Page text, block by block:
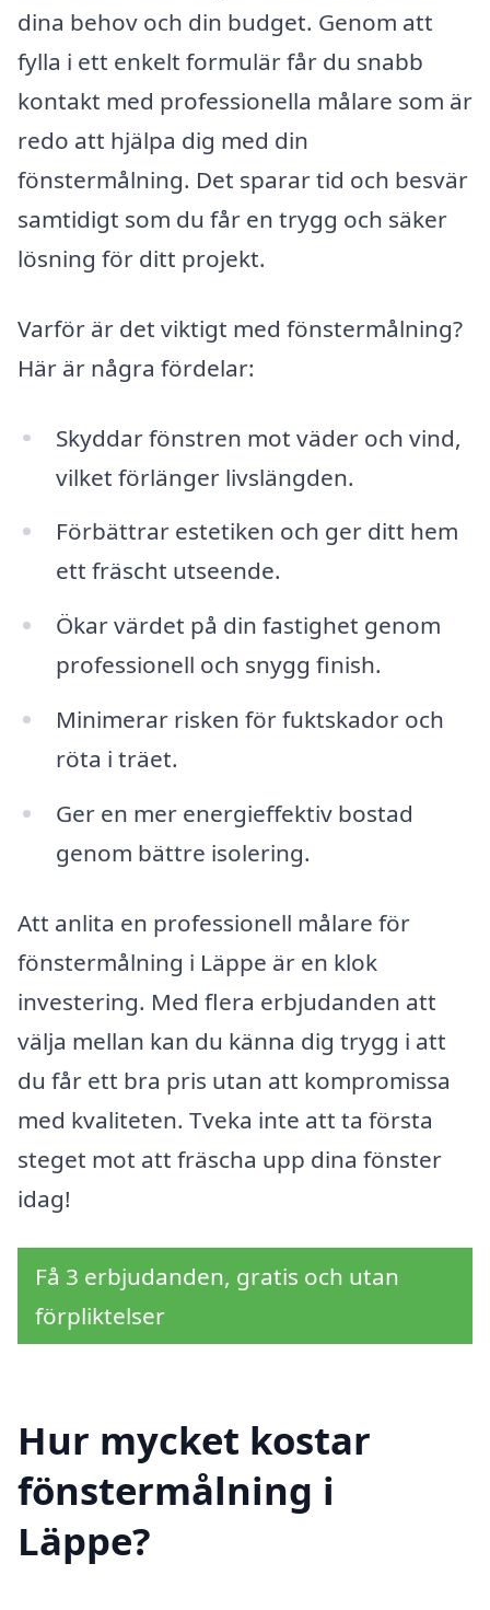
dina behov och din budget. Genom att
fylla i ett enkelt formulär får du snabb
kontakt med professionella målare som är
redo att hjälpa dig med din
fönstermålning. Det sparar tid och besvär
samtidigt som du får en trygg och säker
lösning för ditt projekt.
Varför är det viktigt med fönstermålning?
Här är några fördelar:
Skyddar fönstren mot väder och vind,
vilket förlänger livslängden.
Förbättrar estetiken och ger ditt hem
ett fräscht utseende.
Ökar värdet på din fastighet genom
professionell och snygg finish.
Minimerar risken för fuktskador och
röta i träet.
Ger en mer energieffektiv bostad
genom bättre isolering.
Att anlita en professionell målare för
fönstermålning i Läppe är en klok
investering. Med flera erbjudanden att
välja mellan kan du känna dig trygg i att
du får ett bra pris utan att kompromissa
med kvaliteten. Tveka inte att ta första
steget mot att fräscha upp dina fönster
idag!
Få 3 erbjudanden, gratis och utan
förpliktelser
Hur mycket kostar
fönstermålning i
Läppe?